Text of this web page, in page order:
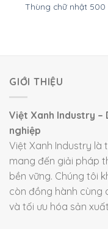
Thùng chữ nhật 500
GIỚI THIỆU
Việt Xanh Industry
nghiệp
Việt Xanh Industry là
mang đến giải pháp
bền vững. Chúng tôi
còn đồng hành cùng
và tối ưu hóa sản